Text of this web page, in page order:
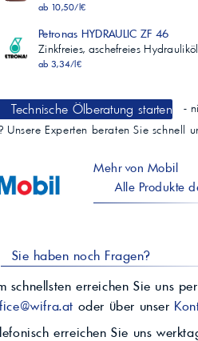
ab 10,50/l€
Petronas HYDRAULIC ZF 46
Zinkfreies, aschefreies
ab 3,34/l€
Technische Ölberatung starten
-
Unsere Experten beraten Sie schnell
Mehr von Mobil
Alle Produkte
Sie haben noch Fragen?
schnellsten erreichen Sie uns
oder über unser
erreichen Sie uns